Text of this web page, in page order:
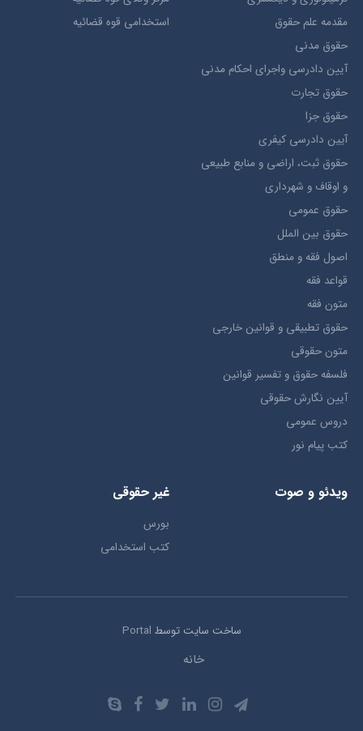
مقدمه علم حقوق
حقوق مدني
آيين دادرسي ​واجراي ​احکام ​مدني
حقوق تجارت
حقوق جزا
آيین دادرسی کیفری
حقوق ثبت، اراضي و منابع طبيعي
و اوقاف و شهرداری
حقوق عمومی
حقوق بين الملل
اصول فقه و منطق
قواعد فقه
متون فقه
حقوق تطبيقي و قوانین خارجی
متون حقوقي
فلسفه حقوق و تفسیر قوانین
آیین نگارش حقوقی
دروس عمومی
کتب پیام نور
استخدامی قوه قضائیه
ویدئو و صوت غیر حقوقی
بورس
کتب استخدامی
ساخت سایت توسط Portal
خانه